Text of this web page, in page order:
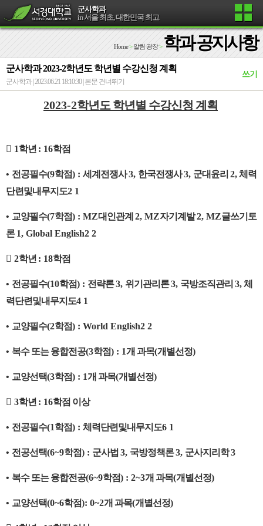
군사학과
in 서울 최초, 대한민국 최고
Home> 알림 광장> 학과 공지사항
군사학과 2023-2학년도 학년별 수강신청 계획
쓰기
군사학과 | 2023.06.21 18:10:30 | 본문 건너뛰기
2023-2학년도 학년별 수강신청 계획
 1학년 : 16학점
• 전공필수(9학점) : 세계전쟁사3, 한국전쟁사3, 군대윤리 2,체력
단련및내무지도2 1
• 교양필수(7학점) : MZ대인관계 2, MZ자기계발2, MZ글쓰기토
론1, Global English2 2
 2학년 : 18학점
• 전공필수(10학점) : 전략론3, 위기관리론3, 국방조직관리 3,체
력단련및내무지도4 1
• 교양필수(2학점) : World English2 2
• 복수 또는 융합전공(3학점) : 1개 과목(개별선정)
• 교양선택(3학점) : 1개 과목(개별선정)
 3학년 : 16학점 이상
• 전공필수(1학점) : 체력단련및내무지도6 1
• 전공선택(6~9학점) : 군사법 3, 국방정책론3, 군사지리학3
• 복수 또는 융합전공(6~9학점) : 2~3개 과목(개별선정)
• 교양선택(0~6학점): 0~2개 과목(개별선정)